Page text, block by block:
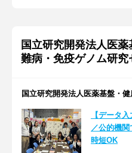
国立研究開発法人医
難病・免疫ゲノム研究
国立研究開発法人医薬基盤・
【データ
／公的機
時短OK